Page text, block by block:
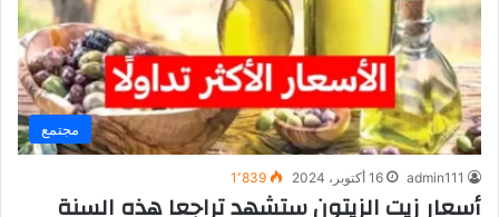
مجتمع
admin111 16 أكتوبر، 2024 1٬839
أسعار زيت الزيتون ستشهد تراجعا هذه السنة